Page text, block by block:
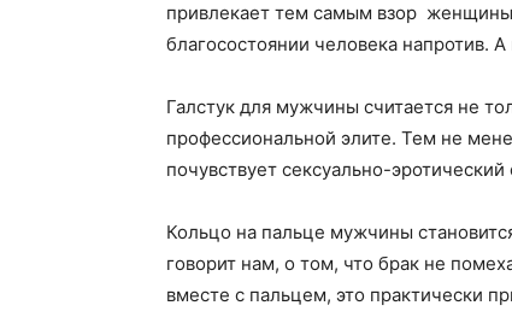
привлекает тем самым взор женщины
благосостоянии человека напротив.
Галстук для мужчины считается не
профессиональной элите. Тем не
почувствует сексуально-
Кольцо на пальце мужчины
говорит нам, о том, что брак не
вместе с пальцем, это практически